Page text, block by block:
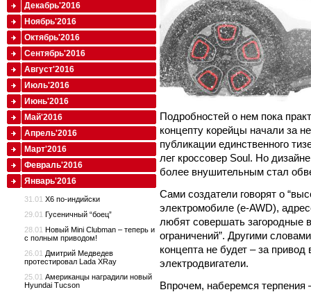
Подробностей о нем пока
концепту корейцы начали за
публикации единственного
лег кроссовер Soul. Но
более внушительным стал
Сами создатели говорят о
электромобиле (e-AWD),
любят совершать загородные
ограничений”. Другими
концепта не будет – за привод
электродвигатели.
Впрочем, наберемся терпения
Декабрь'2016
Ноябрь'2016
Октябрь'2016
Сентябрь'2016
Август'2016
Июль'2016
Июнь'2016
Май'2016
Апрель'2016
Март'2016
Февраль'2016
Январь'2016
31.01 X6 по-индийски
29.01 Гусеничный “боец”
28.01 Новый Mini Clubman – теперь и
с полным приводом!
26.01 Дмитрий Медведев
протестировал Lada XRay
25.01 Американцы наградили новый
Hyundai Tucson